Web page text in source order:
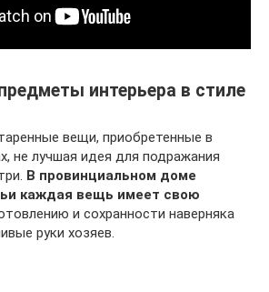
интерьера в стиле
вещи, приобретенные в
не лучшая идея для подражания
В провинциальном доме
каждая вещь имеет свою
и сохранности наверняка
руки хозяев.